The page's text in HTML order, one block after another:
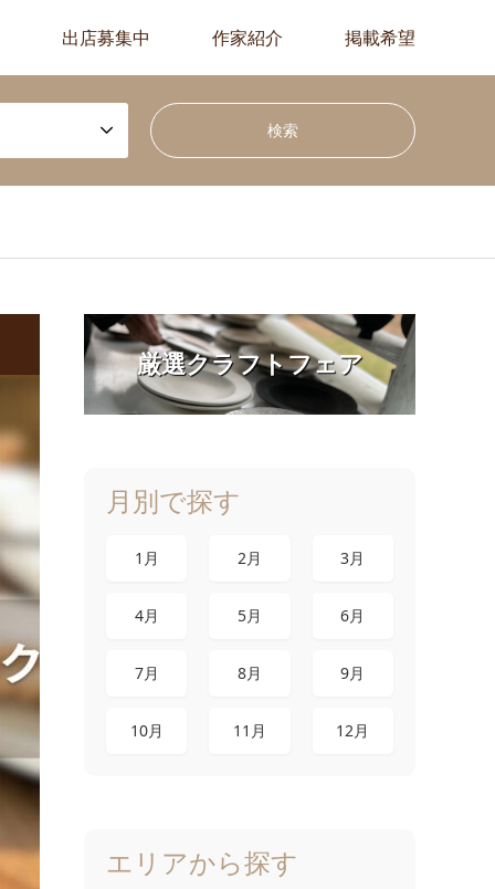
出店募集中 作家紹介 掲載希望
厳選クラフトフェア
月別で探す
1月 2月 3月
4月 5月 6月
7月 8月 9月
10月 11月 12月
エリアから探す